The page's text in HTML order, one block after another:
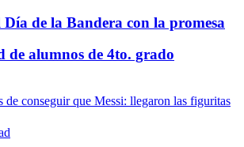
Día de la Bandera con la promesa
de alumnos de 4to. grado